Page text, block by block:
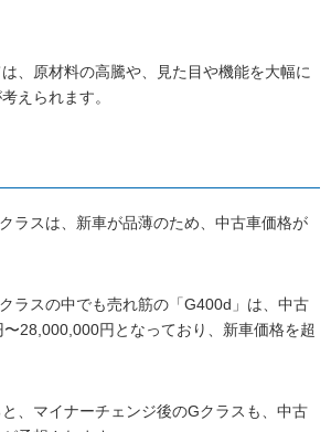
、原材料の高騰や、見た目や機能を大幅に
えられます。
ラスは、新車が品薄のため、中古車価格が
ラスの中でも売れ筋の「G400d」は、中古
28,000,000円となっており、新車価格を超
、マイナーチェンジ後のGクラスも、中古